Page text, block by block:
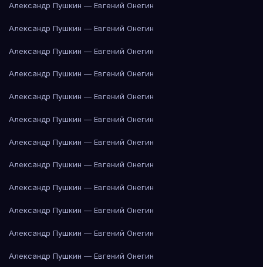
Александр Пушкин — Евгений Онегин
Александр Пушкин — Евгений Онегин
Александр Пушкин — Евгений Онегин
Александр Пушкин — Евгений Онегин
Александр Пушкин — Евгений Онегин
Александр Пушкин — Евгений Онегин
Александр Пушкин — Евгений Онегин
Александр Пушкин — Евгений Онегин
Александр Пушкин — Евгений Онегин
Александр Пушкин — Евгений Онегин
Александр Пушкин — Евгений Онегин
Александр Пушкин — Евгений Онегин